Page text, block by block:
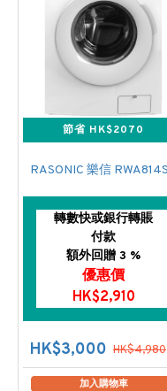
節省 HK$2070
轉數快或銀行轉賬
付款
額外回贈 3 %
優惠價
HK$2,910
HK$3,000 HK$4,980
加入購物車